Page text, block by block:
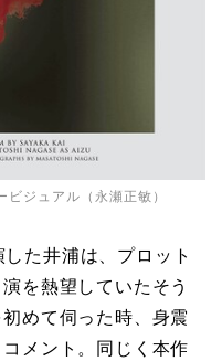
ジュアル（永瀬正敏）
た井浦は、プロット
を熱望していたそう
めて伺った時、身震
メント。同じく本作